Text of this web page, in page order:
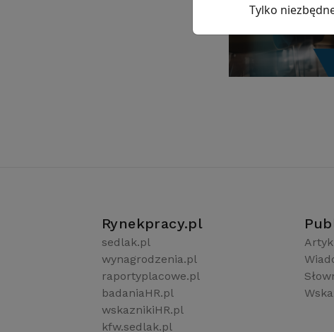
Rynekpracy.pl
sedlak.pl
wynagrodzenia.pl
raportyplacowe.pl
badaniaHR.pl
wskaznikiHR.pl
kfw.sedlak.pl
Tylko